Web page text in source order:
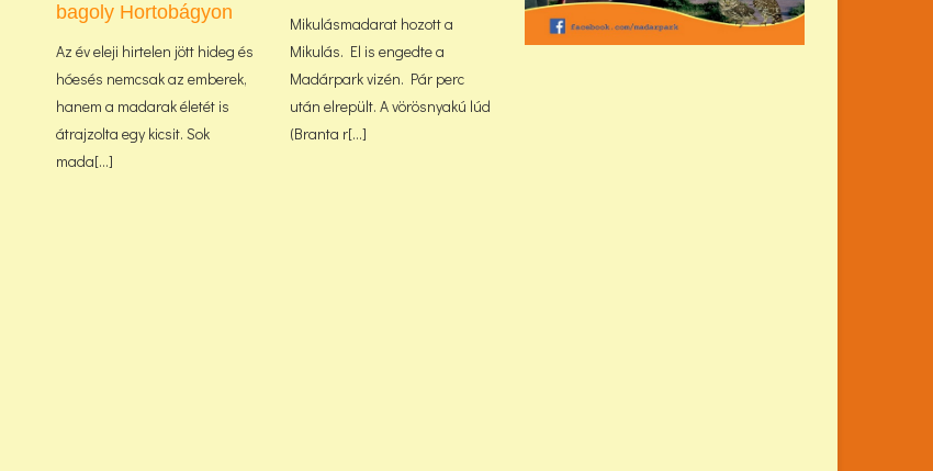
bagoly Hortobágyon
Az év eleji hirtelen jött hideg és
hóesés nemcsak az emberek,
hanem a madarak életét is
átrajzolta egy kicsit. Sok
mada[...]
Mikulásmadarat hozott a
Mikulás. El is engedte a
Madárpark vizén. Pár perc
után elrepült. A vörösnyakú lúd
(Branta r[...]